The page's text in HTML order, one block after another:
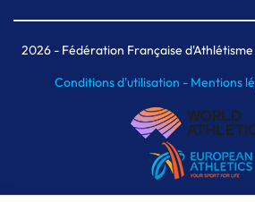
Meeting de Paris
MAIF Ekiden de
2026- Fédération Française d'Athlétisme
Conditions d'utilisation - Mentions